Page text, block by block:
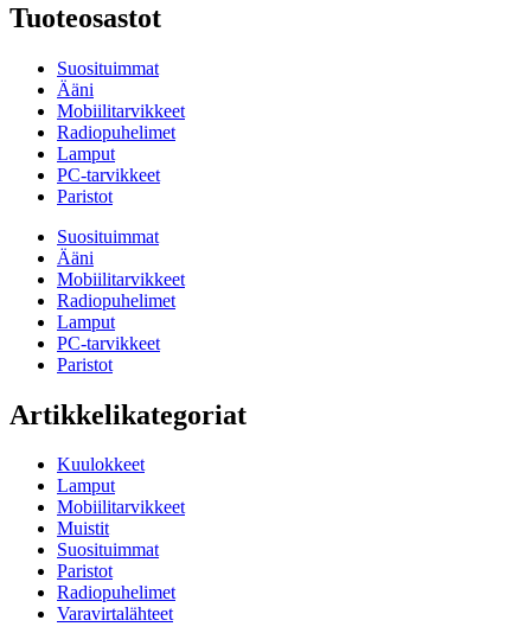
Tuoteosastot
Suosituimmat
Ääni
Mobiilitarvikkeet
Radiopuhelimet
Lamput
PC-tarvikkeet
Paristot
Suosituimmat
Ääni
Mobiilitarvikkeet
Radiopuhelimet
Lamput
PC-tarvikkeet
Paristot
Artikkelikategoriat
Kuulokkeet
Lamput
Mobiilitarvikkeet
Muistit
Suosituimmat
Paristot
Radiopuhelimet
Varavirtalähteet